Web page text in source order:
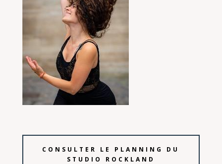
CONSULTER LE PLANNING DU
STUDIO ROCKLAND